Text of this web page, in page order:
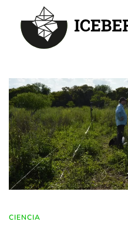
Skip to main content
CIENCIA